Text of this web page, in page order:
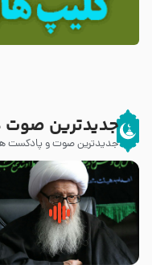
جدیدترین صوت
جدیدترین صوت و پادکست
زوّار اربعین امام حسین (علیه
السلام) با این اشتیاق به زیارت